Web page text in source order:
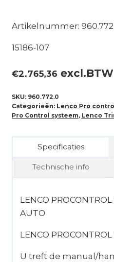
Artikelnummer:
15186-107
€2.765,36 excl.BTW
SKU: 960.772.0
Categorieën: Lenco Pro
Pro Control systeem, Lenco
Specificaties
Technische info
LENCO PROCONTROL
AUTO
LENCO PROCONTROL
U treft de manual/